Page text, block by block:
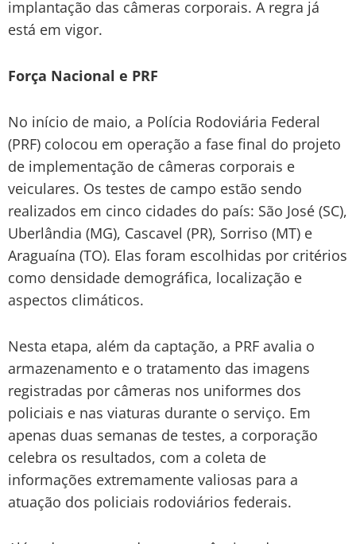
implantação das câmeras corporais. A regra já
está em vigor.
Força Nacional e PRF
No início de maio, a Polícia Rodoviária Federal
(PRF) colocou em operação a fase final do projeto
de implementação de câmeras corporais e
veiculares. Os testes de campo estão sendo
realizados em cinco cidades do país: São José (SC),
Uberlândia (MG), Cascavel (PR), Sorriso (MT) e
Araguaína (TO). Elas foram escolhidas por critérios
como densidade demográfica, localização e
aspectos climáticos.
Nesta etapa, além da captação, a PRF avalia o
armazenamento e o tratamento das imagens
registradas por câmeras nos uniformes dos
policiais e nas viaturas durante o serviço. Em
apenas duas semanas de testes, a corporação
celebra os resultados, com a coleta de
informações extremamente valiosas para a
atuação dos policiais rodoviários federais.